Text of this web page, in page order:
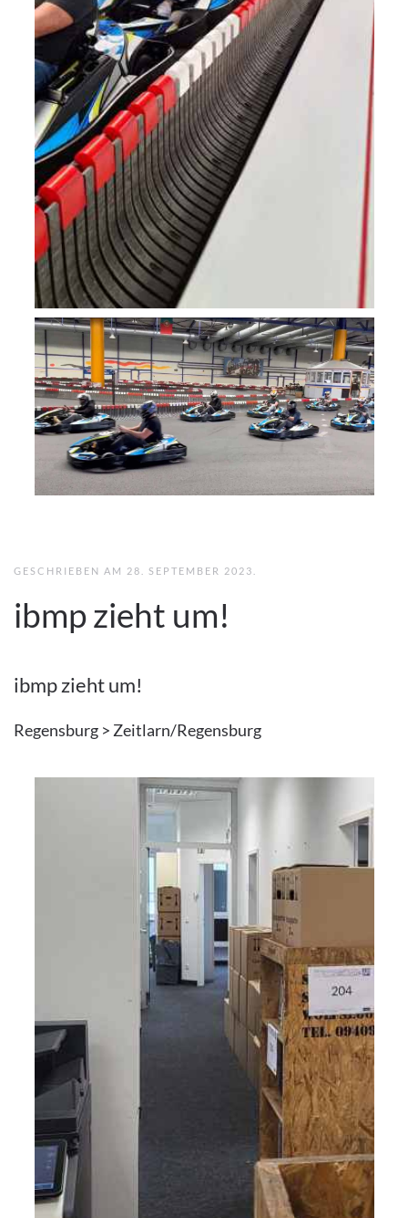
GESCHRIEBEN AM 28. SEPTEMBER 2023
ibmp zieht um!
ibmp zieht um!
Regensburg > Zeitlarn/Regensburg